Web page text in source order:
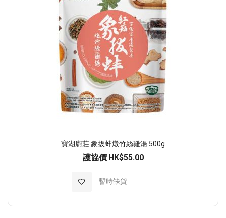
寶湖廚莊 象拔蚌燉竹絲雞湯 500g
護協價 HK$55.00
暫時缺貨
加入至願望清單